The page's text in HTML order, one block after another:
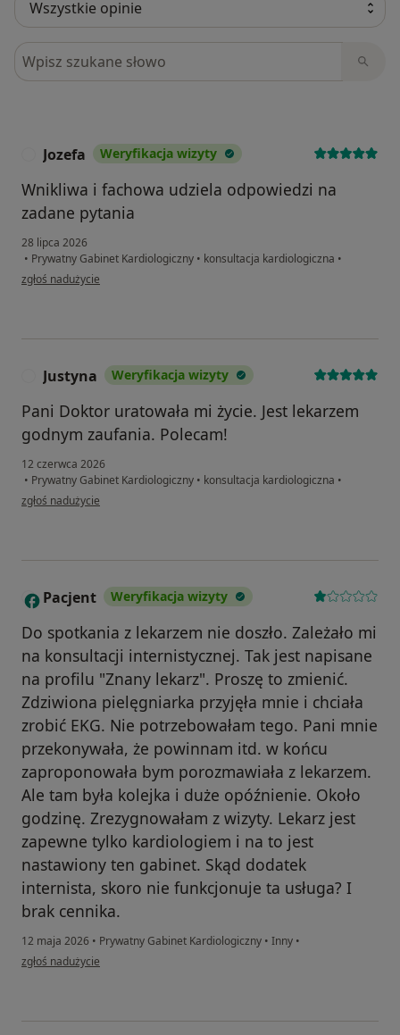
Szukaj w opiniach
Jozefa Weryfikacja wizyty
Wnikliwa i fachowa udziela odpowiedzi na
zadane pytania
28 lipca 2026
• Prywatny Gabinet Kardiologiczny • konsultacja kardiologiczna •
w opinii użytkownika Jozefa
zgłoś nadużycie
Justyna Weryfikacja wizyty
Pani Doktor uratowała mi życie. Jest lekarzem
godnym zaufania. Polecam!
12 czerwca 2026
• Prywatny Gabinet Kardiologiczny • konsultacja kardiologiczna •
w opinii użytkownika Justyna
zgłoś nadużycie
P Pacjent Weryfikacja wizyty
Do spotkania z lekarzem nie doszło. Zależało mi
na konsultacji internistycznej. Tak jest napisane
na profilu "Znany lekarz". Proszę to zmienić.
Zdziwiona pielęgniarka przyjęła mnie i chciała
zrobić EKG. Nie potrzebowałam tego. Pani mnie
przekonywała, że powinnam itd. w końcu
zaproponowała bym porozmawiała z lekarzem.
Ale tam była kolejka i duże opóźnienie. Około
godzinę. Zrezygnowałam z wizyty. Lekarz jest
zapewne tylko kardiologiem i na to jest
nastawiony ten gabinet. Skąd dodatek
internista, skoro nie funkcjonuje ta usługa? I
brak cennika.
12 maja 2026 • Prywatny Gabinet Kardiologiczny • Inny •
w opinii użytkownika Pacjent
zgłoś nadużycie